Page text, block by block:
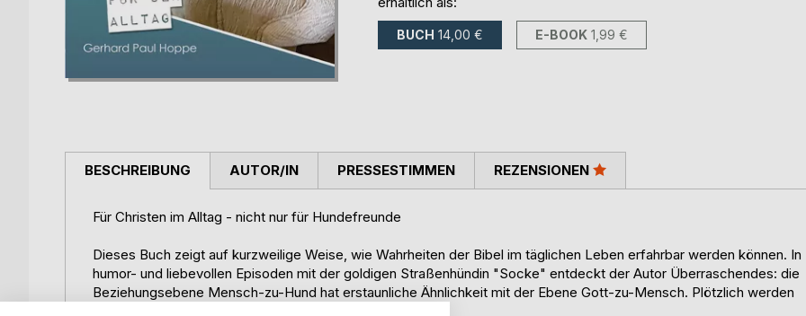
BUCH 14,00 € E-BOOK 1,99 €
BESCHREIBUNG
Für Christen im Alltag - nicht nur für Hundefreunde
Dieses Buch zeigt auf kurzweilige Weise, wie Wahrheiten der Bibel im täglichen Leben erfahrbar werden können. In
humor- und liebevollen Episoden mit der goldigen Straßenhündin "Socke" entdeckt der Autor Überraschendes: die
Beziehungsebene Mensch-zu-Hund hat erstaunliche Ähnlichkeit mit der Ebene Gott-zu-Mensch. Plötzlich werden
AUTOR/IN PRESSESTIMMEN REZENSIONEN